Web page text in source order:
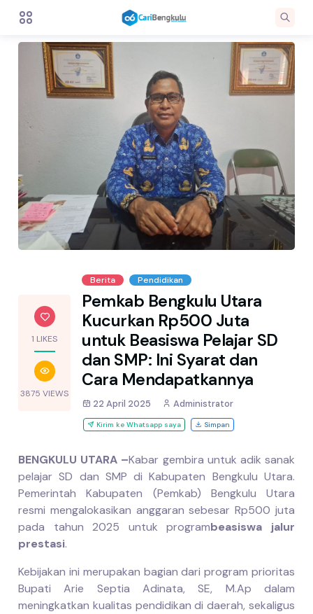
1 LIKES
3875 VIEWS
Berita Pendidikan
Pemkab Bengkulu Utara
Kucurkan Rp500 Juta
untuk Beasiswa Pelajar SD
dan SMP: Ini Syarat dan
Cara Mendapatkannya
22 April 2025 Administrator
Kirim ke Whatsapp saya Simpan
BENGKULU UTARA –Kabar gembira untuk adik sanak
pelajar SD dan SMP di Kabupaten Bengkulu Utara.
Pemerintah Kabupaten (Pemkab) Bengkulu Utara
resmi mengalokasikan anggaran sebesar Rp500 juta
pada tahun 2025 untuk programbeasiswa jalur
prestasi.
Kebijakan ini merupakan bagian dari program prioritas
Bupati Arie Septia Adinata, SE, M.Ap dalam
meningkatkan kualitas pendidikan di daerah, sekaligus